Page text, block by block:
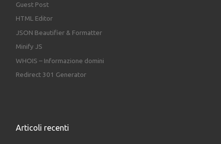
Guest Post
HTML Editor
JSON Beautifier & Formatter
Minify JS
WHOIS – Informazione domini
Redirect 301 Generator
Articoli recenti